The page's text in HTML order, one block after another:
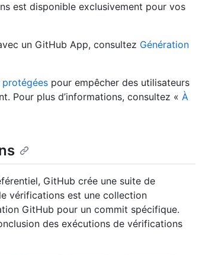
est disponible exclusivement pour vos
un GitHub App, consultez Génération
protégées pour empêcher des utilisateurs
Pour plus d’informations, consultez « À
GitHub crée une suite de
vérifications est une collection
GitHub pour un commit spécifique.
des exécutions de vérifications